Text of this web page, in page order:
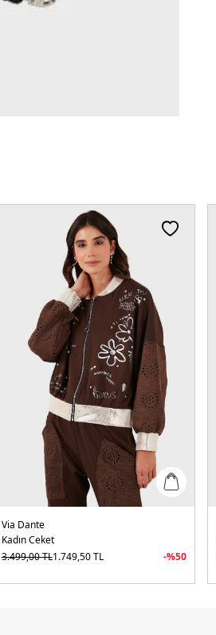
Via Dante
Kadın Ceket
3.499,00TL1.749,50TL -%50